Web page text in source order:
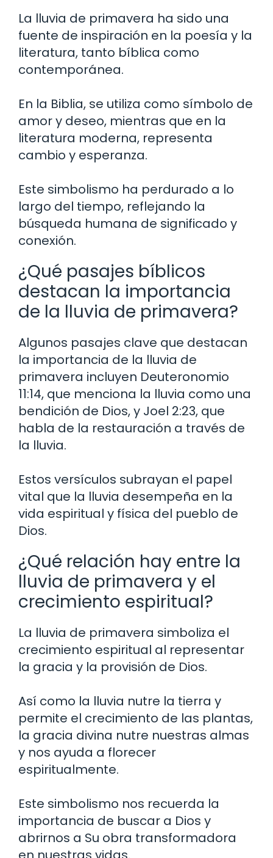
La lluvia de primavera ha sido una
fuente de inspiración en la poesía y la
literatura, tanto bíblica como
contemporánea.
En la Biblia, se utiliza como símbolo de
amor y deseo, mientras que en la
literatura moderna, representa
cambio y esperanza.
Este simbolismo ha perdurado a lo
largo del tiempo, reflejando la
búsqueda humana de significado y
conexión.
¿Qué pasajes bíblicos
destacan la importancia
de la lluvia de primavera?
Algunos pasajes clave que destacan
la importancia de la lluvia de
primavera incluyen Deuteronomio
11:14, que menciona la lluvia como una
bendición de Dios, y Joel 2:23, que
habla de la restauración a través de
la lluvia.
Estos versículos subrayan el papel
vital que la lluvia desempeña en la
vida espiritual y física del pueblo de
Dios.
¿Qué relación hay entre la
lluvia de primavera y el
crecimiento espiritual?
La lluvia de primavera simboliza el
crecimiento espiritual al representar
la gracia y la provisión de Dios.
Así como la lluvia nutre la tierra y
permite el crecimiento de las plantas,
la gracia divina nutre nuestras almas
y nos ayuda a florecer
espiritualmente.
Este simbolismo nos recuerda la
importancia de buscar a Dios y
abrirnos a Su obra transformadora